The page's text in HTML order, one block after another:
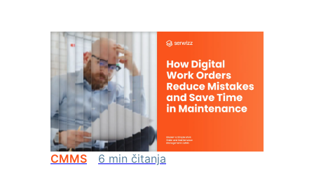
CMMS 6 min čitanja